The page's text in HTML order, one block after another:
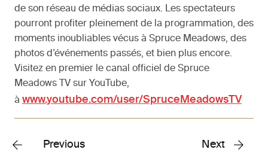
de son réseau de médias sociaux. Les spectateurs
pourront profiter pleinement de la programmation, des
moments inoubliables vécus à Spruce Meadows, des
photos d’événements passés, et bien plus encore.
Visitez en premier le canal officiel de Spruce
Meadows TV sur YouTube,
à www.youtube.com/user/SpruceMeadowsTV
Previous Next